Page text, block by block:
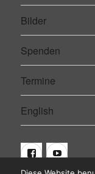
Bilder
Spenden
Termine
English
FacebookYoutube